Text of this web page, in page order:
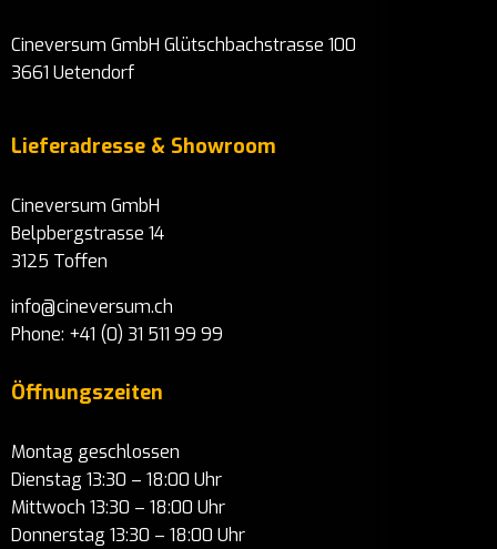
Cineversum GmbH Glütschbachstrasse 100
3661 Uetendorf
Lieferadresse & Showroom
Cineversum GmbH
Belpbergstrasse 14
3125 Toffen
info@cineversum.ch
Phone: +41 (0) 31 511 99 99
Öffnungszeiten
Montag geschlossen
Dienstag 13:30 – 18:00 Uhr
Mittwoch 13:30 – 18:00 Uhr
Donnerstag 13:30 – 18:00 Uhr